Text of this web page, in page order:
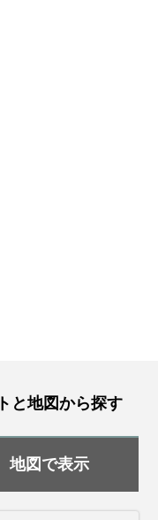
と地図から探す
地図で表示